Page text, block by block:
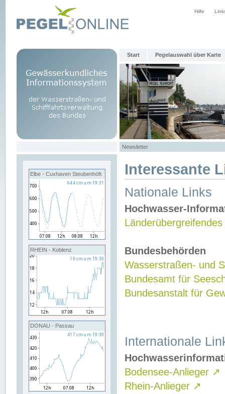
Hilfe
Start Pegelauswahl über Karte
Newsletter
Elbe - Cuxhaven Steubenhöft
RHEIN - Koblenz
DONAU - Passau
Interessante
Nationale Links
Hochwasser-
Bundesbehörden
Wasserstraßen- und
Bundesamt für
Bundesanstalt für
Internationale
Bodensee-Anlieger ↗
Rhein-Anlieger ↗